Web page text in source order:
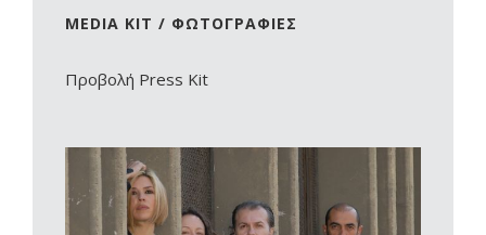
MEDIA KIT / ΦΩΤΟΓΡΑΦΙΕΣ
Προβολή Press Kit